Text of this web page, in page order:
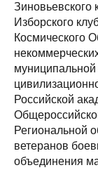
Зиновьевского
Изборского
Космического
Российской
Региональной
ветеранов
объединения